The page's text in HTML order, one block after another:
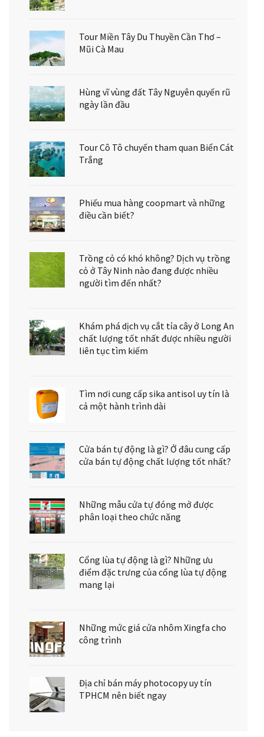
Tour Miền Tây Du Thuyền Cần Thơ –
Mũi Cà Mau
Hùng vĩ vùng đất Tây Nguyên quyến rũ
ngày lần đầu
Tour Cô Tô chuyến tham quan Biển Cát
Trắng
Phiếu mua hàng coopmart và những
điều cần biết?
Trồng cỏ có khó không? Dịch vụ trồng
cỏ ở Tây Ninh nào đang được nhiều
người tìm đến nhất?
Khám phá dịch vụ cắt tỉa cây ở Long An
chất lượng tốt nhất được nhiều người
liên tục tìm kiếm
Tìm nơi cung cấp sika antisol uy tín là
cả một hành trình dài
Cửa bán tự động là gì? Ở đâu cung cấp
cửa bán tự động chất lượng tốt nhất?
Những mẫu cửa tự đóng mở được
phân loại theo chức năng
Cổng lùa tự động là gì? Những ưu
điểm đặc trưng của cổng lùa tự động
mang lại
Những mức giá cửa nhôm Xingfa cho
công trình
Địa chỉ bán máy photocopy uy tín
TPHCM nên biết ngay